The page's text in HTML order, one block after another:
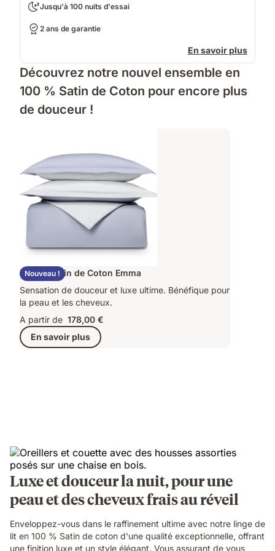
Jusqu'à 100 nuits d'essai
2 ans de garantie
En savoir plus
Découvrez notre nouvel ensemble en
100 % Satin de Coton pour encore plus
de douceur !
Nouveau !
Parure Satin de Coton Emma
Sensation de douceur et luxe ultime. Bénéfique pour
la peau et les cheveux.
A partir de 178,00 €
En savoir plus
Luxe et douceur la nuit, pour une
peau et des cheveux frais au réveil
Enveloppez-vous dans le raffinement ultime avec notre linge de
lit en 100 % Satin de coton d'une qualité exceptionnelle, offrant
une finition luxe et un style élégant. Vous assurant de vous